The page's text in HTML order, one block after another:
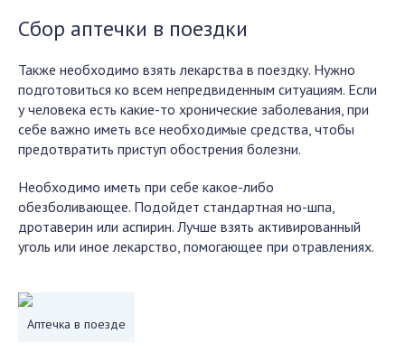
Сбор аптечки в поездки
Также необходимо взять лекарства в поездку. Нужно
подготовиться ко всем непредвиденным ситуациям. Если
у человека есть какие-то хронические заболевания, при
себе важно иметь все необходимые средства, чтобы
предотвратить приступ обострения болезни.
Необходимо иметь при себе какое-либо
обезболивающее. Подойдет стандартная но-шпа,
дротаверин или аспирин. Лучше взять активированный
уголь или иное лекарство, помогающее при отравлениях.
Аптечка в поезде